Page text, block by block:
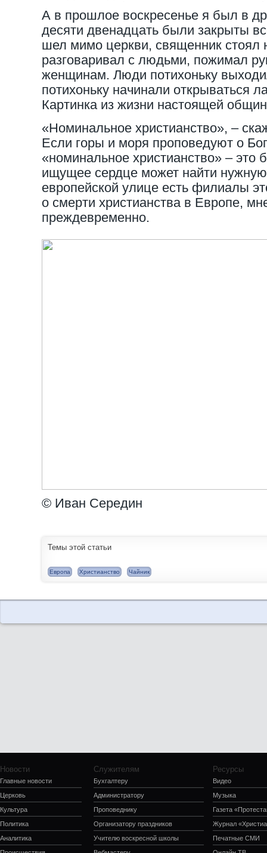
А в прошлое воскресенье я был в
десяти двенадцать были закрыты
шел мимо церкви, священник стоял
разговаривал с людьми, пожимал
женщинам. Люди потихоньку
потихоньку начинали открываться
Картинка из жизни настоящей
«Номинальное христианство», –
Если горы и моря проповедуют о
«номинальное христианство» – это
ищущее сердце может найти
европейской улице есть филиалы
о смерти христианства в Европе,
преждевременно.
© Иван Середин
Темы этой статьи
Европа Христианство Чайник
Новости
Главные новости
Церковь
Культура
Политика
Аналитика
Служителям
Бухгалтеру
Администратору
Проповеднику
Организатору праздников
Учителю воскресной школы
Ресурсы
Видео
Музыка
Газета
Журнал
Печатные СМИ